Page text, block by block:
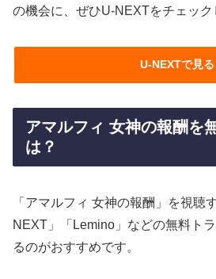
の機会に、ぜひU-NEXTをチェック
U-NEXTで見る
アマルフィ 女神の報酬を
は？
「アマルフィ 女神の報酬」を視聴
NEXT」「Lemino」などの無料ト
るのがおすすめです。